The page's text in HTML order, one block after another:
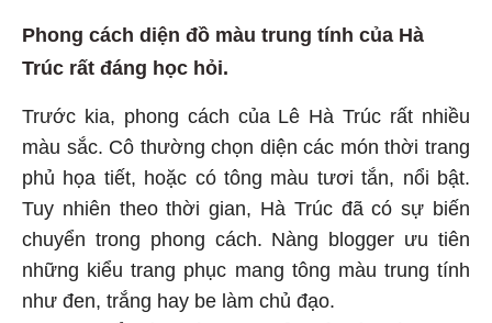
Phong cách diện đồ màu trung tính của Hà
Trúc rất đáng học hỏi.
Trước kia, phong cách của Lê Hà Trúc rất nhiều
màu sắc. Cô thường chọn diện các món thời trang
phủ họa tiết, hoặc có tông màu tươi tắn, nổi bật.
Tuy nhiên theo thời gian, Hà Trúc đã có sự biến
chuyển trong phong cách. Nàng blogger ưu tiên
những kiểu trang phục mang tông màu trung tính
như đen, trắng hay be làm chủ đạo.